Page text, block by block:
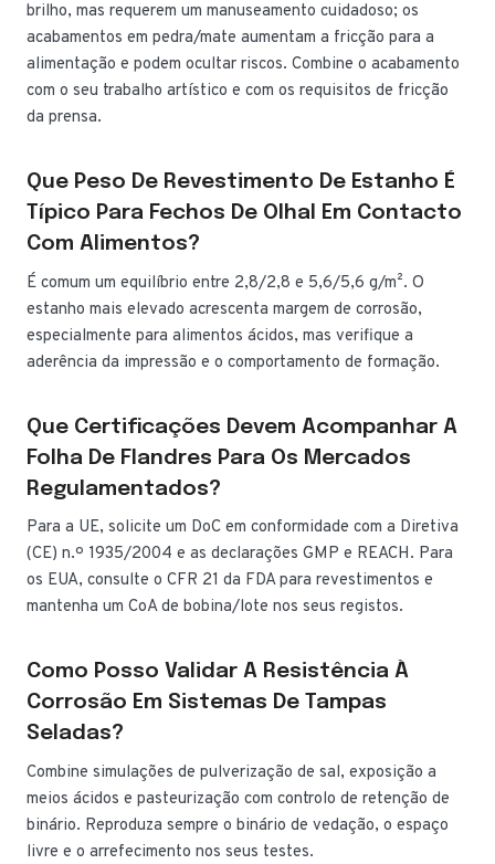
brilho, mas requerem um manuseamento cuidadoso; os
acabamentos em pedra/mate aumentam a fricção para a
alimentação e podem ocultar riscos. Combine o acabamento
com o seu trabalho artístico e com os requisitos de fricção
da prensa.
Que Peso De Revestimento De Estanho É
Típico Para Fechos De Olhal Em Contacto
Com Alimentos?
É comum um equilíbrio entre 2,8/2,8 e 5,6/5,6 g/m². O
estanho mais elevado acrescenta margem de corrosão,
especialmente para alimentos ácidos, mas verifique a
aderência da impressão e o comportamento de formação.
Que Certificações Devem Acompanhar A
Folha De Flandres Para Os Mercados
Regulamentados?
Para a UE, solicite um DoC em conformidade com a Diretiva
(CE) n.º 1935/2004 e as declarações GMP e REACH. Para
os EUA, consulte o CFR 21 da FDA para revestimentos e
mantenha um CoA de bobina/lote nos seus registos.
Como Posso Validar A Resistência À
Corrosão Em Sistemas De Tampas
Seladas?
Combine simulações de pulverização de sal, exposição a
meios ácidos e pasteurização com controlo de retenção de
binário. Reproduza sempre o binário de vedação, o espaço
livre e o arrefecimento nos seus testes.